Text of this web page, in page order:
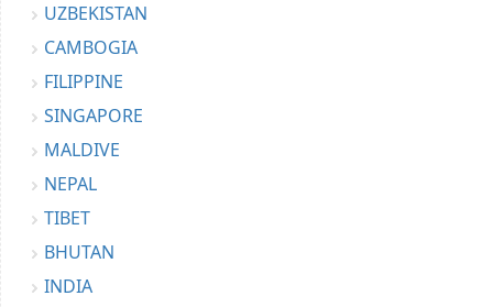
UZBEKISTAN
CAMBOGIA
FILIPPINE
SINGAPORE
MALDIVE
NEPAL
TIBET
BHUTAN
INDIA